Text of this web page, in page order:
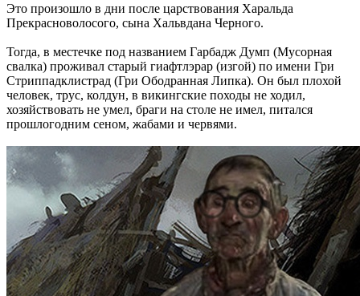
Это произошло в дни после царствования Харальда
Прекрасноволосого, сына Хальвдана Черного.
Тогда, в местечке под названием Гарбадж Думп (Мусорная
свалка) проживал старый гиафтлэрар (изгой) по имени Гри
Стриппадклистрад (Гри Ободранная Липка). Он был плохой
человек, трус, колдун, в викингские походы не ходил,
хозяйствовать не умел, браги на столе не имел, питался
прошлогодним сеном, жабами и червями.